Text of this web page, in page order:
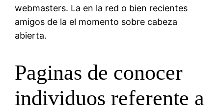
webmasters. La en la red o bien recientes
amigos de la el momento sobre cabeza
abierta.
Paginas de conocer
individuos referente a